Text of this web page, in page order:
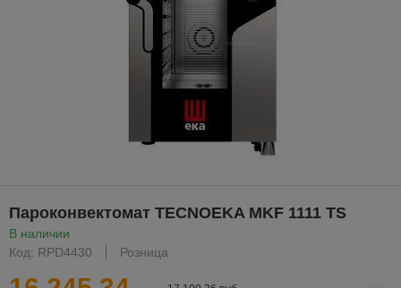
Пароконвектомат TECNOEKA MKF 1111 TS
В наличии
Код: RPD4430
Розница